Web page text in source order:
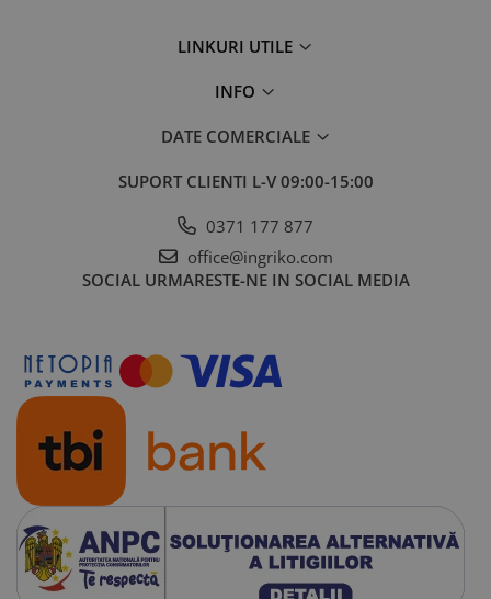
LINKURI UTILE
INFO
DATE COMERCIALE
SUPORT CLIENTI L-V 09:00-15:00
0371 177 877
office@ingriko.com
SOCIAL URMARESTE-NE IN SOCIAL MEDIA